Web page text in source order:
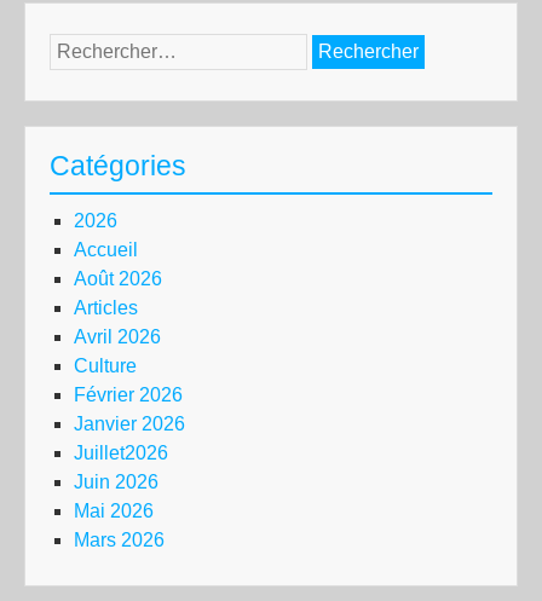
Rechercher :
Catégories
2026
Accueil
Août 2026
Articles
Avril 2026
Culture
Février 2026
Janvier 2026
Juillet2026
Juin 2026
Mai 2026
Mars 2026